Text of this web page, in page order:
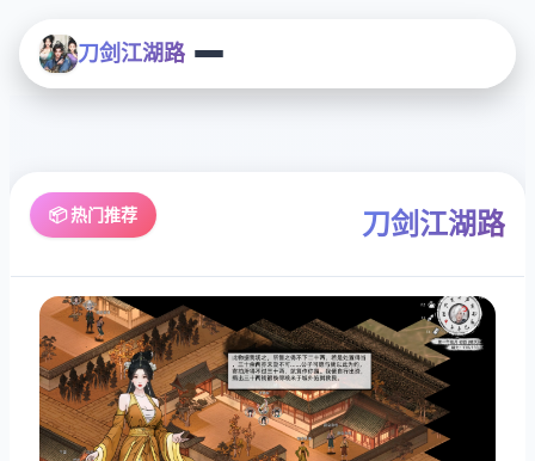
刀剑江湖路
📦 热门推荐 刀剑江湖路